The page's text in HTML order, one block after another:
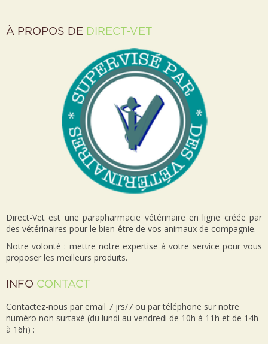
À PROPOS DE DIRECT-VET
Direct-Vet est une parapharmacie vétérinaire en ligne créée par
des vétérinaires pour le bien-être de vos animaux de compagnie.
Notre volonté : mettre notre expertise à votre service pour vous
proposer les meilleurs produits.
INFO CONTACT
Contactez-nous par email 7 jrs/7 ou par téléphone sur notre
numéro non surtaxé (du lundi au vendredi de 10h à 11h et de 14h
à 16h) :